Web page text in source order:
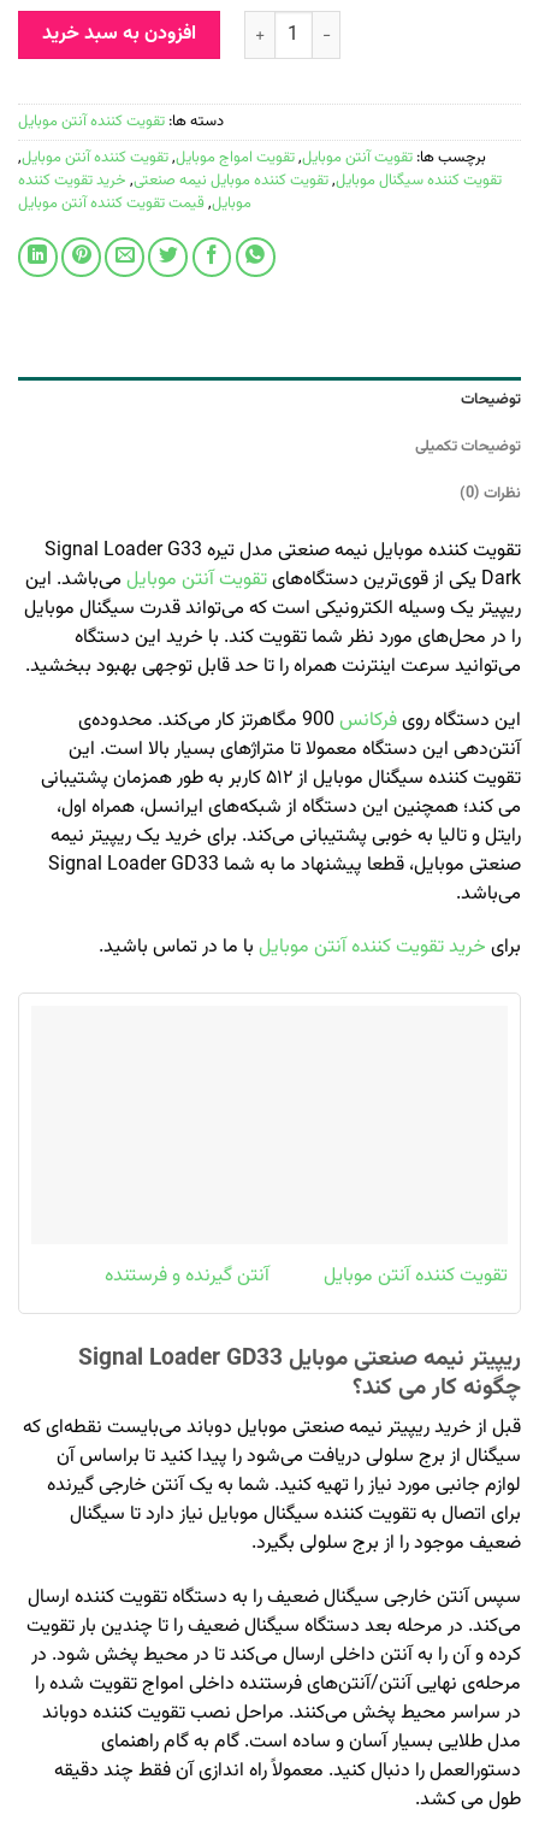
افزودن به سبد خرید
دسته ها: تقویت کننده آنتن موبایل
برچسب ها: تقویت آنتن موبایل,تقویت امواج موبایل,تقویت کننده آنتن موبایل,
تقویت کننده سیگنال موبایل,تقویت کننده موبایل نیمه صنعتی, خرید تقویت کننده
موبایل,قیمت تقویت کننده آنتن موبایل
توضیحات
توضیحات تکمیلی
نظرات (0)
تقویت کننده موبایل نیمه صنعتی مدل تیره Signal Loader G33
Dark یکی از قوی‌ترین دستگاه‌های
تقویت آنتن موبایل می‌باشد. این
ریپیتر یک وسیله الکترونیکی است که می‌تواند قدرت سیگنال موبایل
را در محل‌های مورد نظر شما تقویت کند. با خرید این دستگاه
می‌توانید سرعت اینترنت همراه را تا حد قابل توجهی بهبود ببخشید.
این دستگاه رویفرکانس‌
900 مگاهرتز کار می‌کند. محدوده‌ی
آنتن‌دهی این دستگاه معمولا تا متراژهای بسیار بالا است. این
تقویت کننده سیگنال موبایل از ۵۱۲ کاربر به طور همزمان پشتیبانی
می کند؛ همچنین این دستگاه از شبکه‌های ایرانسل، همراه اول،
رایتل و تالیا به خوبی پشتیبانی می‌کند. برای خرید یک ریپیتر نیمه
صنعتی موبایل، قطعا پیشنهاد ما به شما Signal Loader GD33
می‌باشد.
برای خرید تقویت کننده آنتن موبایل با ما در تماس باشید.
تقویت کننده آنتن موبایل آنتن گیرنده و فرستنده
ریپیتر نیمه صنعتی موبایل Signal Loader GD33
چگونه کار می کند؟
قبل از خرید ریپیتر نیمه صنعتی موبایل دوباند می‌بایست نقطه‌ای که
سیگنال از برج سلولی دریافت می‌شود را پیدا کنید تا براساس آن
لوازم جانبی مورد نیاز را تهیه کنید. شما به یک آنتن خارجی گیرنده
برای اتصال به تقویت کننده سیگنال موبایل نیاز دارد تا سیگنال
ضعیف موجود را از برج سلولی بگیرد.
سپس آنتن خارجی سیگنال ضعیف را به دستگاه تقویت کننده ارسال
می‌کند. در مرحله بعد دستگاه سیگنال ضعیف را تا چندین بار تقویت
کرده و آن را به آنتن داخلی ارسال می‌کند تا در محیط پخش شود. در
مرحله‌ی نهایی آنتن/آنتن‌های فرستنده داخلی امواج تقویت شده را
در سراسر محیط پخش می‌کنند. مراحل نصب تقویت کننده دوباند
مدل طلایی بسیار آسان و ساده است. گام به گام راهنمای
دستورالعمل را دنبال کنید. معمولاً راه اندازی آن فقط چند دقیقه
طول می کشد.